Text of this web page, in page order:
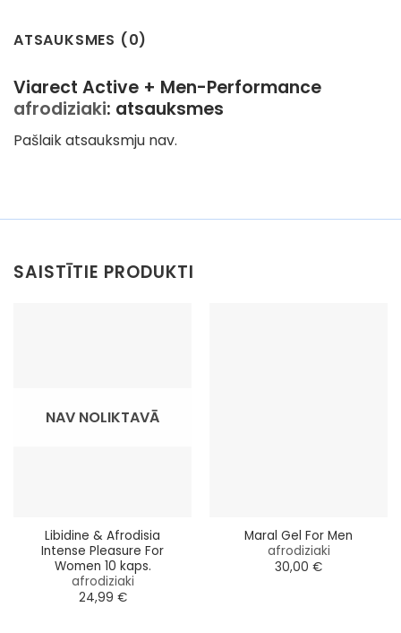
ATSAUKSMES (0)
Viarect Active + Men-Performance
afrodiziaki: atsauksmes
Pašlaik atsauksmju nav.
SAISTĪTIE PRODUKTI
NAV NOLIKTAVĀ
Libidine & Afrodisia
Intense Pleasure For
Women 10 kaps.
afrodiziaki
24,99 €
Maral Gel For Men
afrodiziaki
30,00 €